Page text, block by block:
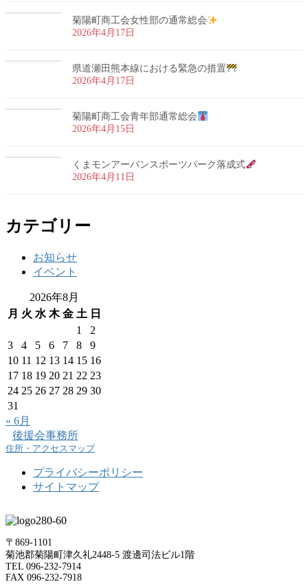
菊陽町商工会女性部の通常総会
2026年4月17日
県道瀬田熊本線における緊急の措置
2026年4月17日
菊陽町商工会青年部通常総会
2026年4月15日
くまモンアーバンスポーツパーク落成式
2026年4月11日
カテゴリー
お知らせ
イベント
2026年8月
月 火 水 木 金 土 日
1
2
3
4 5 6 7 8
9
10 11 12 13 14 15 16
17 18 19 20 21 22 23
24 25 26 27 28 29 30
31
« 6月
後援会事務所
住所・アクセスマップ
プライバシーポリシー
サイトマップ
〒869-1101
菊池郡菊陽町津久礼2448-5 渡邊司法ビル1階
TEL 096-232-7914
FAX 096-232-7918